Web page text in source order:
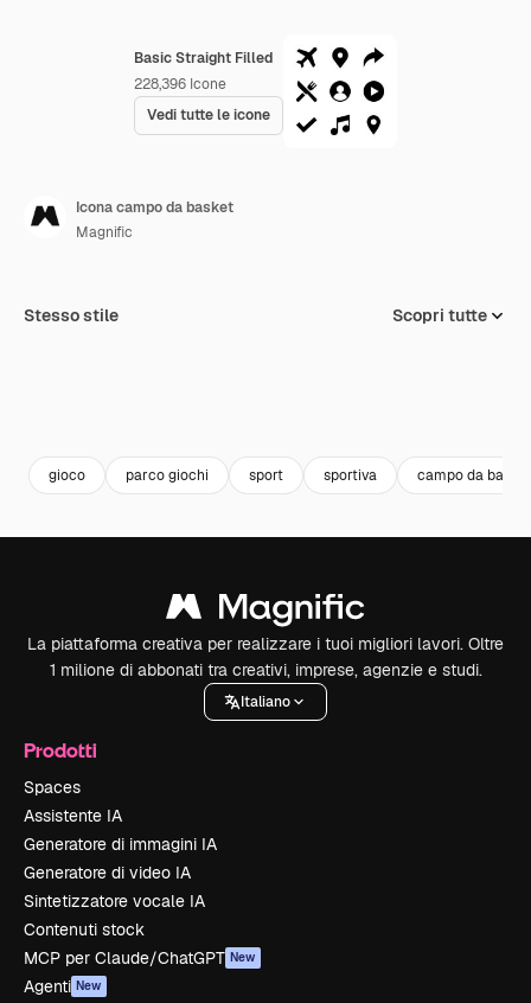
Basic Straight Filled
228,396 Icone
Vedi tutte le icone
Icona campo da basket
Magnific
Stesso stile Scopri tutte
gioco parco giochi sport sportiva campo da basket
La piattaforma creativa per realizzare i tuoi migliori lavori. Oltre
1 milione di abbonati tra creativi, imprese, agenzie e studi.
Italiano
Prodotti
Spaces
Assistente IA
Generatore di immagini IA
Generatore di video IA
Sintetizzatore vocale IA
Contenuti stock
MCP per Claude/ChatGPT New
Agenti New